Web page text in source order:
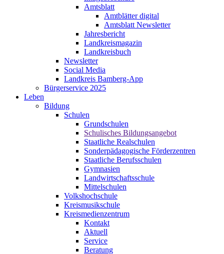
Amtsblatt
Amtblätter digital
Amtsblatt Newsletter
Jahresbericht
Landkreismagazin
Landkreisbuch
Newsletter
Social Media
Landkreis Bamberg-App
Bürgerservice 2025
Leben
Bildung
Schulen
Grundschulen
Schulisches Bildungsangebot
Staatliche Realschulen
Sonderpädagogische Förderzentren
Staatliche Berufsschulen
Gymnasien
Landwirtschaftsschule
Mittelschulen
Volkshochschule
Kreismusikschule
Kreismedienzentrum
Kontakt
Aktuell
Service
Beratung